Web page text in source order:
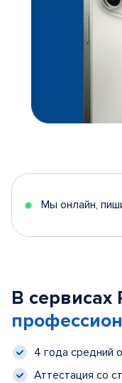
Мы онлайн,
В сервисах
4 года средний
Аттестация со